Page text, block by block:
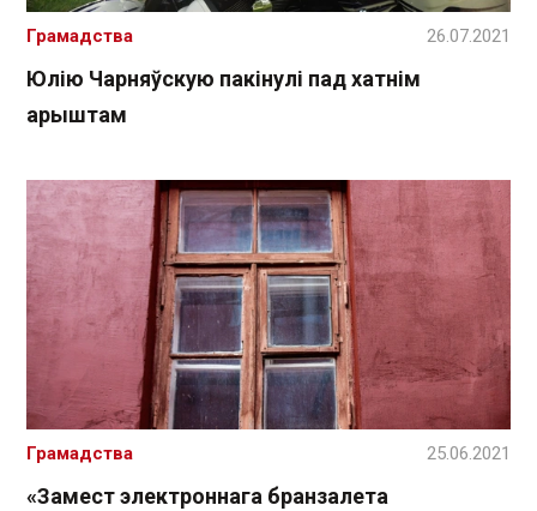
Юлію Чарняўскую пакінулі пад хатнім
арыштам
Грамадства 26.07.2021
«Замест электроннага бранзалета
Грамадства 25.06.2021